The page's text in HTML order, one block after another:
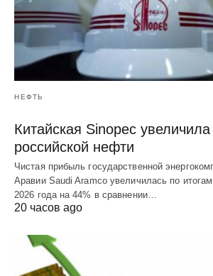
НЕФТЬ
Китайская Sinopec
российской нефти
Чистая прибыль государственной
Аравии Saudi Aramco увеличилась по итогам
2026 года на 44% в сравнении…
20 часов ago